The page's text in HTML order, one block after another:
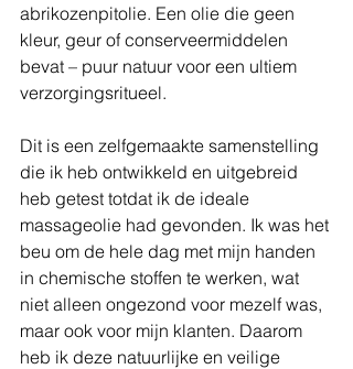
abrikozenpitolie. Een olie die geen
kleur, geur of conserveermiddelen
bevat – puur natuur voor een ultiem
verzorgingsritueel.
Dit is een zelfgemaakte samenstelling
die ik heb ontwikkeld en uitgebreid
heb getest totdat ik de ideale
massageolie had gevonden. Ik was het
beu om de hele dag met mijn handen
in chemische stoffen te werken, wat
niet alleen ongezond voor mezelf was,
maar ook voor mijn klanten. Daarom
heb ik deze natuurlijke en veilige